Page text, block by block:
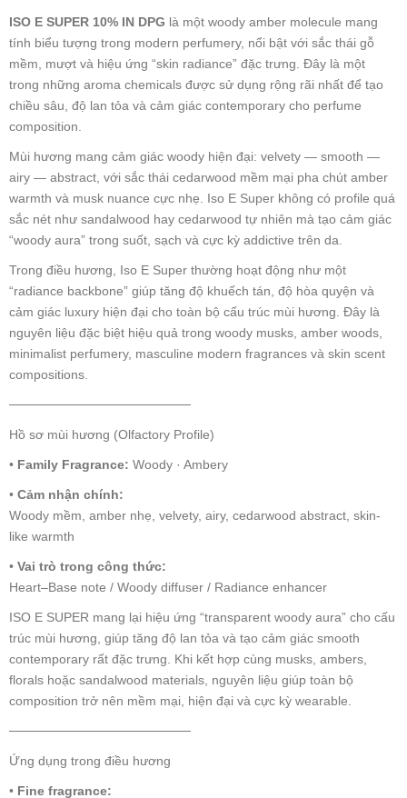
ISO E SUPER 10% IN DPG là một woody amber molecule mang
tính biểu tượng trong modern perfumery, nổi bật với sắc thái gỗ
mềm, mượt và hiệu ứng “skin radiance” đặc trưng. Đây là một
trong những aroma chemicals được sử dụng rộng rãi nhất để tạo
chiều sâu, độ lan tỏa và cảm giác contemporary cho perfume
composition.
Mùi hương mang cảm giác woody hiện đại: velvety — smooth —
airy — abstract, với sắc thái cedarwood mềm mại pha chút amber
warmth và musk nuance cực nhẹ. Iso E Super không có profile quá
sắc nét như sandalwood hay cedarwood tự nhiên mà tạo cảm giác
“woody aura” trong suốt, sạch và cực kỳ addictive trên da.
Trong điều hương, Iso E Super thường hoạt động như một
“radiance backbone” giúp tăng độ khuếch tán, độ hòa quyện và
cảm giác luxury hiện đại cho toàn bộ cấu trúc mùi hương. Đây là
nguyên liệu đặc biệt hiệu quả trong woody musks, amber woods,
minimalist perfumery, masculine modern fragrances và skin scent
compositions.
────────────────────
Hồ sơ mùi hương (Olfactory Profile)
• Family Fragrance: Woody · Ambery
• Cảm nhận chính:
Woody mềm, amber nhẹ, velvety, airy, cedarwood abstract, skin-
like warmth
• Vai trò trong công thức:
Heart–Base note / Woody diffuser / Radiance enhancer
ISO E SUPER mang lại hiệu ứng “transparent woody aura” cho cấu
trúc mùi hương, giúp tăng độ lan tỏa và tạo cảm giác smooth
contemporary rất đặc trưng. Khi kết hợp cùng musks, ambers,
florals hoặc sandalwood materials, nguyên liệu giúp toàn bộ
composition trở nên mềm mại, hiện đại và cực kỳ wearable.
────────────────────
Ứng dụng trong điều hương
• Fine fragrance: